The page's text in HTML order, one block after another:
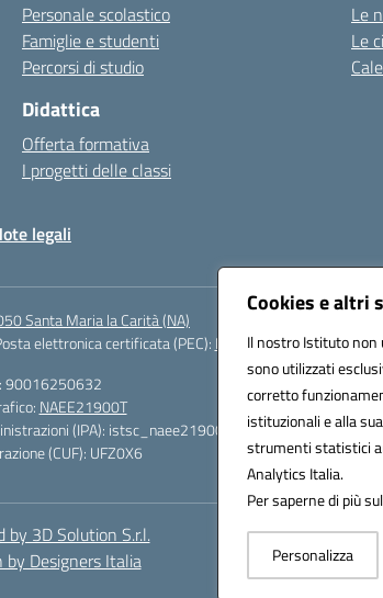
Cookies e altri
Il nostro Istituto
sono utilizzati
corretto
istituzionali e alla
strumenti statistici
Analytics Italia.
Per saperne di più
Personalizza
Personale scolastico
Famiglie e studenti
Percorsi di studio
Didattica
Offerta formativa
I progetti delle classi
Le
Le
legali
Santa Maria la Carità (NA)
elettronica certificata (PEC):
90016250632
NAEE21900T
(IPA): istsc_naee21900t
(CUF): UFZ0X6
3D Solution S.r.l.
by Designers Italia